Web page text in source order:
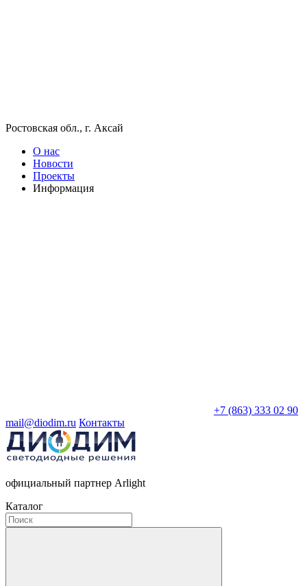
Ростовская обл., г. Аксай
О нас
Новости
Проекты
Информация
+7 (863) 333 02 90
mail@diodim.ru Контакты
официальный партнер Arlight
Каталог